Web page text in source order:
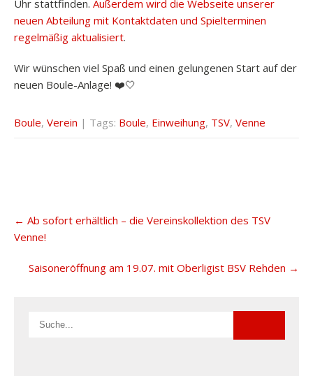
Uhr stattfinden. Außerdem wird die Webseite unserer
neuen Abteilung mit Kontaktdaten und Spielterminen
regelmäßig aktualisiert.
Wir wünschen viel Spaß und einen gelungenen Start auf der
neuen Boule-Anlage! ❤️🤍
Boule, Verein | Tags: Boule, Einweihung, TSV, Venne
navigation
← Ab sofort erhältlich – die Vereinskollektion des TSV
Venne!
Saisoneröffnung am 19.07. mit Oberligist BSV Rehden →